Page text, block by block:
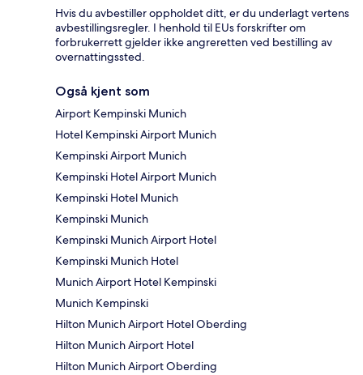
Hvis du avbestiller oppholdet ditt, er du underlagt vertens
avbestillingsregler. I henhold til EUs forskrifter om
forbrukerrett gjelder ikke angreretten ved bestilling av
overnattingssted.
Også kjent som
Airport Kempinski Munich
Hotel Kempinski Airport Munich
Kempinski Airport Munich
Kempinski Hotel Airport Munich
Kempinski Hotel Munich
Kempinski Munich
Kempinski Munich Airport Hotel
Kempinski Munich Hotel
Munich Airport Hotel Kempinski
Munich Kempinski
Hilton Munich Airport Hotel Oberding
Hilton Munich Airport Hotel
Hilton Munich Airport Oberding